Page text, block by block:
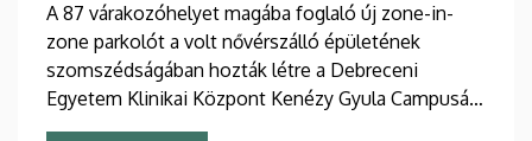
A 87 várakozóhelyet magába foglaló új zone-in-
zone parkolót a volt nővérszálló épületének
szomszédságában hozták létre a Debreceni
Egyetem Klinikai Központ Kenézy Gyula Campusán.
Az új területet várhatóan augusztusban nyitják meg